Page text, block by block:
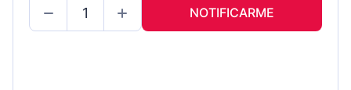
NOTIFICARME